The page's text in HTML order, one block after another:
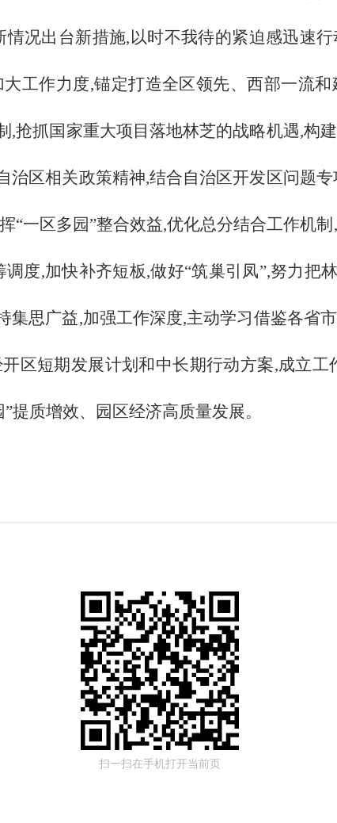
况出台新措施,以时不我待的紧迫感迅速
工作力度,锚定打造全区领先、西部一流
,抢抓国家重大项目落地林芝的战略机遇,构
治区相关政策精神,结合自治区开发区问题
“一区多园”整合效益,优化总分结合工作机
度,加快补齐短板,做好“筑巢引凤”,努力把
集思广益,加强工作深度,主动学习借鉴各省
区短期发展计划和中长期行动方案,成立
提质增效、园区经济高质量发展。
扫一扫在手机打开当前页